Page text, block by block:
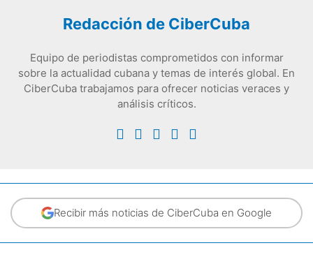
Redacción de CiberCuba
Equipo de periodistas comprometidos con informar
sobre la actualidad cubana y temas de interés global. En
CiberCuba trabajamos para ofrecer noticias veraces y
análisis críticos.
Recibir más noticias de CiberCuba en Google